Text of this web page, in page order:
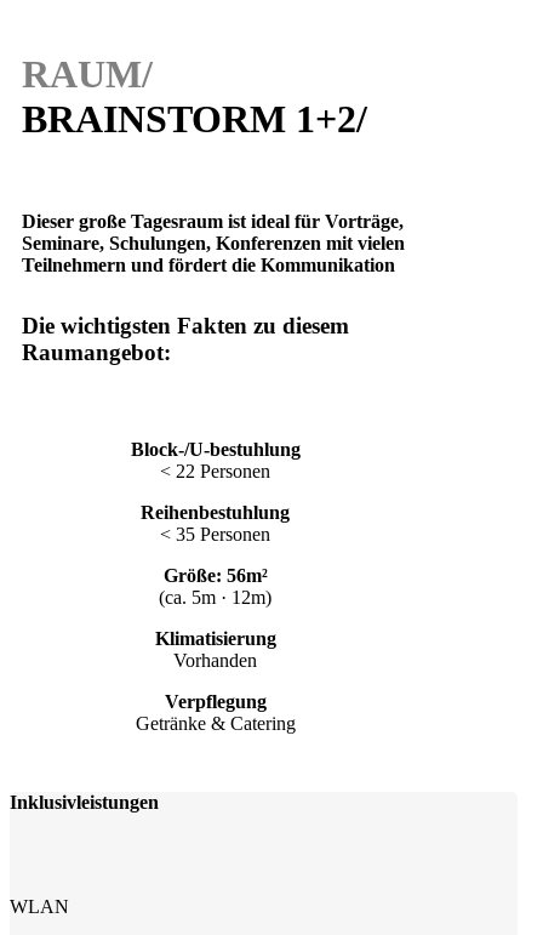
RAUM/
BRAINSTORM 1+2/
Dieser große Tagesraum ist ideal für Vorträge,
Seminare, Schulungen, Konferenzen mit vielen
Teilnehmern und fördert die Kommunikation
Die wichtigsten Fakten zu diesem
Raumangebot:
Block-/U-bestuhlung
< 22 Personen
Reihenbestuhlung
< 35 Personen
Größe: 56m²
(ca. 5m · 12m)
Klimatisierung
Vorhanden
Verpflegung
Getränke & Catering
Inklusivleistungen
WLAN